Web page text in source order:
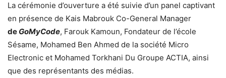
La cérémonie d’ouverture a été suivie d’un panel captivant
en présence de Kais Mabrouk Co-General Manager
de GoMyCode, Farouk Kamoun, Fondateur de l’école
Sésame, Mohamed Ben Ahmed de la société Micro
Electronic et Mohamed Torkhani Du Groupe ACTIA, ainsi
que des représentants des médias.